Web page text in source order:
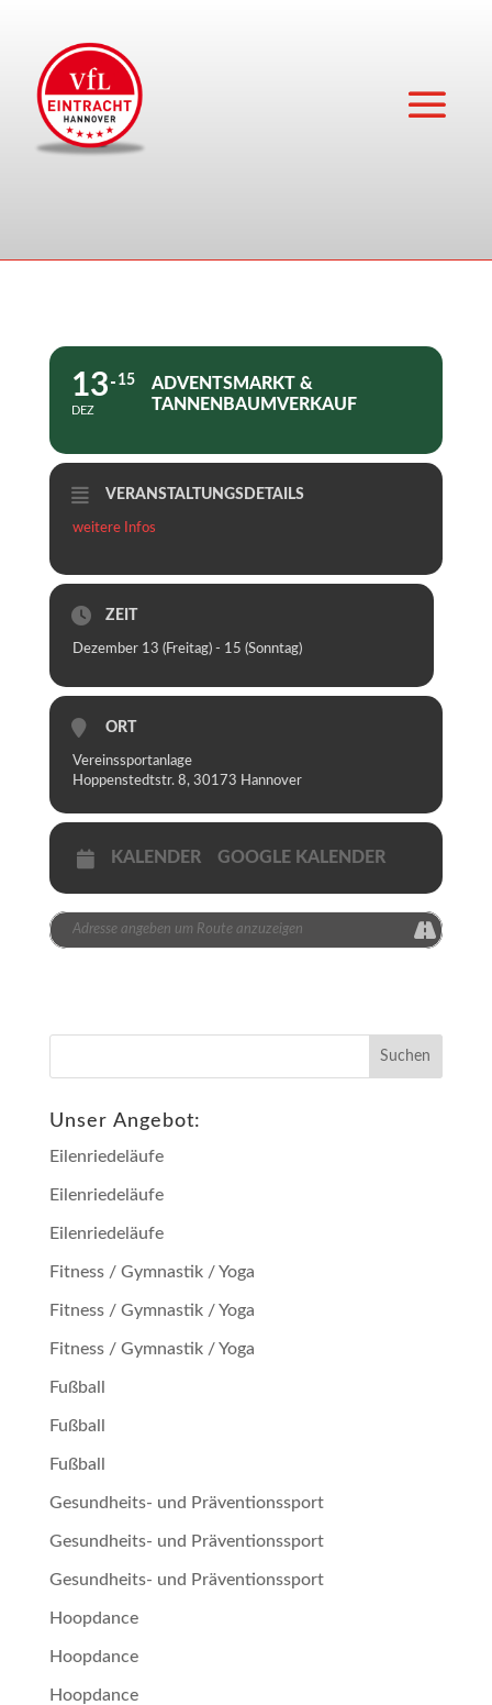
13
DEZ
15
ADVENTSMARKT &
TANNENBAUMVERKAUF
VERANSTALTUNGSDETAILS
weitere Infos
ZEIT
Dezember 13 (Freitag) - 15 (Sonntag)
ORT
Vereinssportanlage
Hoppenstedtstr. 8, 30173 Hannover
KALENDER GOOGLE KALENDER
Unser Angebot:
Eilenriedeläufe
Eilenriedeläufe
Eilenriedeläufe
Fitness / Gymnastik / Yoga
Fitness / Gymnastik / Yoga
Fitness / Gymnastik / Yoga
Fußball
Fußball
Fußball
Gesundheits- und Präventionssport
Gesundheits- und Präventionssport
Gesundheits- und Präventionssport
Hoopdance
Hoopdance
Hoopdance